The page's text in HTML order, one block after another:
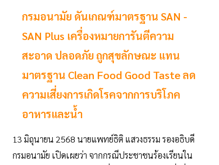
กรมอนามัย ดันเกณฑ์มาตรฐาน SAN -
SAN Plus เครื่องหมายการันตีความ
สะอาด ปลอดภัย ถูกสุขลักษณะ แทน
มาตรฐาน Clean Food Good Taste ลด
ความเสี่ยงการเกิดโรคจากการบริโภค
อาหารและน้ำ
13 มิถุนายน 2568 นายแพทย์ธิติ แสวงธรรม รองอธิบดี
กรมอนามัย เปิดเผยว่า จากกรณีประชาชนร้องเรียนใน